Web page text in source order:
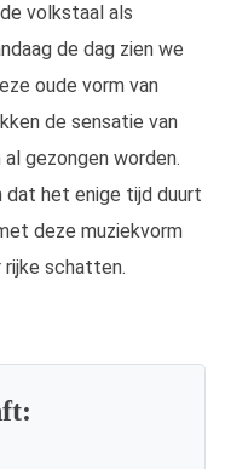
volkstaal als
de dag zien we
oude vorm van
de sensatie van
gezongen worden.
dat het enige tijd duurt
deze muziekvorm
rijke schatten.